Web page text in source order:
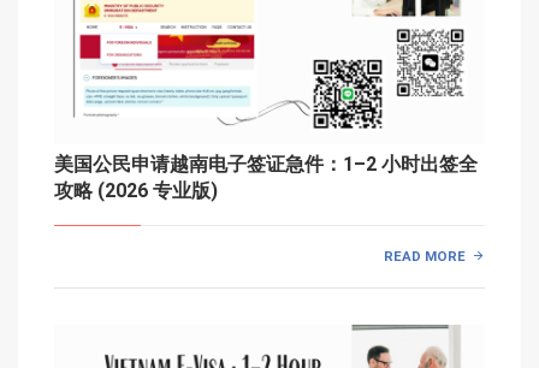
美国公民申请越南电子签证急件：1–2 小时出签全
攻略 (2026 专业版)
READ MORE